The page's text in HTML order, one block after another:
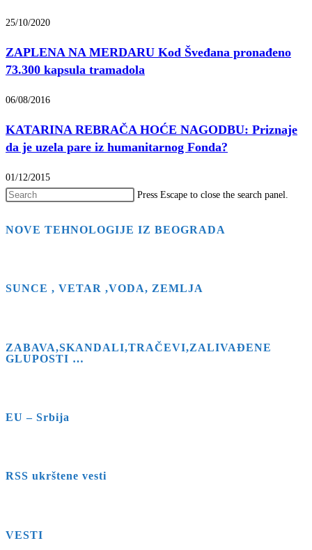
25/10/2020
ZAPLENA NA MERDARU Kod Šveđana pronađeno
73.300 kapsula tramadola
06/08/2016
KATARINA REBRAČA HOĆE NAGODBU: Priznaje
da je uzela pare iz humanitarnog Fonda?
01/12/2015
Press Escape to close the search panel.
NOVE TEHNOLOGIJE IZ BEOGRADA
SUNCE , VETAR ,VODA, ZEMLJA
ZABAVA,SKANDALI,TRAČEVI,ZALIVAĐENE
GLUPOSTI …
EU – Srbija
RSS ukrštene vesti
VESTI